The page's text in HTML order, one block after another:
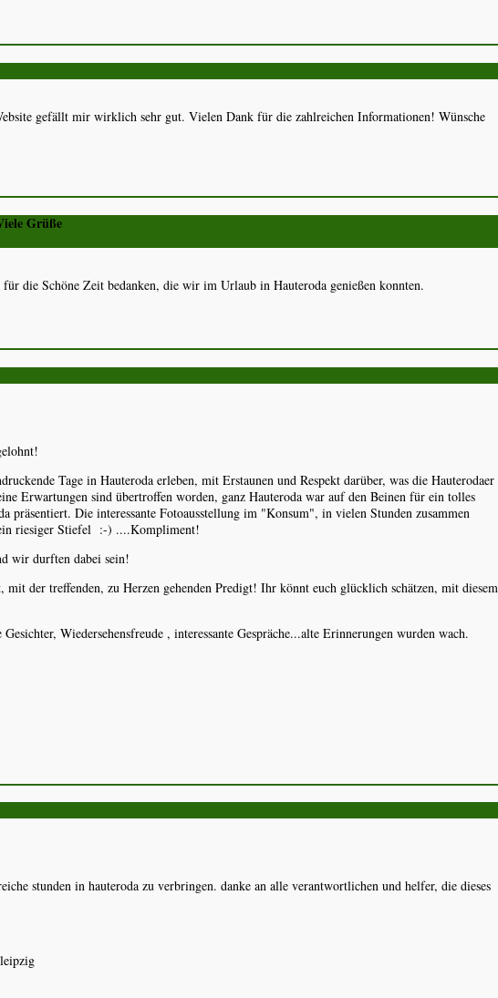
gefällt mir wirklich sehr gut. Vielen Dank für die zahlreichen Informationen! Wünsche
Grüße
die Schöne Zeit bedanken, die wir im Urlaub in Hauteroda genießen konnten.
Tage in Hauteroda erleben, mit Erstaunen und Respekt darüber, was die Hauterodaer
Erwartungen sind übertroffen worden, ganz Hauteroda war auf den Beinen für ein tolles
präsentiert. Die interessante Fotoausstellung im "Konsum", in vielen Stunden zusammen
riesiger Stiefel :-) ....Kompliment!
wir durften dabei sein!
mit der treffenden, zu Herzen gehenden Predigt! Ihr könnt euch glücklich schätzen, mit diesem
Wiedersehensfreude , interessante Gespräche...alte Erinnerungen wurden wach.
stunden in hauteroda zu verbringen. danke an alle verantwortlichen und helfer, die dieses